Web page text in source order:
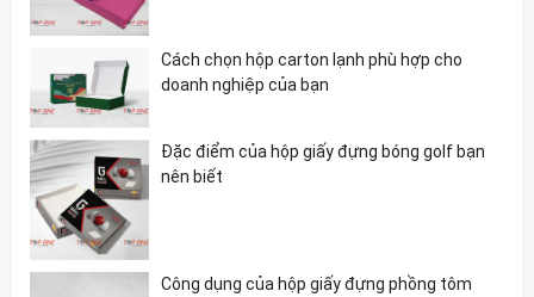
Cách chọn hộp carton lạnh phù hợp cho
doanh nghiệp của bạn
Đặc điểm của hộp giấy đựng bóng golf bạn
nên biết
Công dụng của hộp giấy đựng phồng tôm